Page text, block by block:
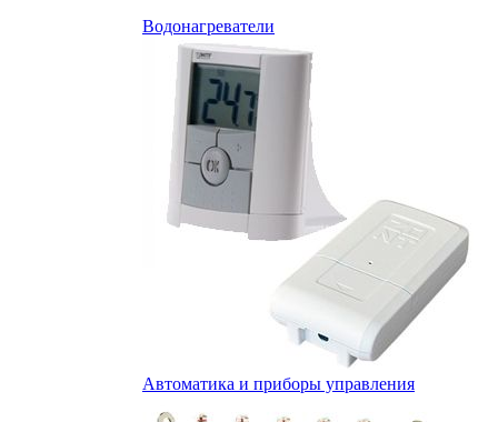
Водонагреватели
Автоматика и приборы управления